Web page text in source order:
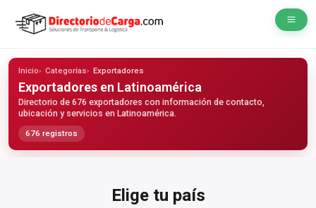
Inicio Categorías Exportadores
Exportadores en Latinoamérica
Directorio de 676 exportadores con información de contacto,
ubicación y servicios en Latinoamérica.
676 registros
Elige tu país